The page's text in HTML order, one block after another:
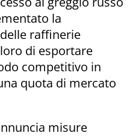
la
raffinerie
di esportare
competitivo in
quota di mercato
misure